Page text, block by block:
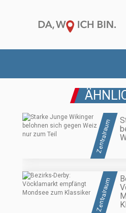
Zentralraum
Zentralraum